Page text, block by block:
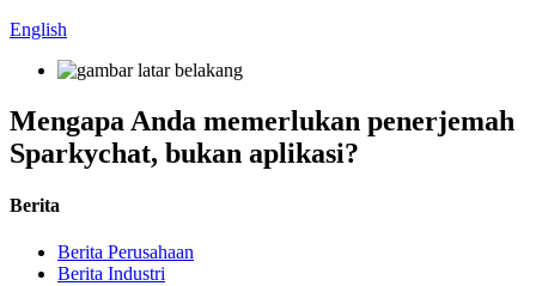
English
Mengapa Anda memerlukan penerjemah
Sparkychat, bukan aplikasi?
Berita
Berita Perusahaan
Berita Industri